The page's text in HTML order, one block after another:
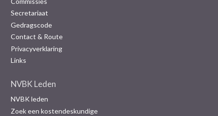
Secretariaat
Gedragscode
Contact & Route
Privacyverklaring
Links
NVBK Leden
NVBK leden
Zoek een kostendeskundige